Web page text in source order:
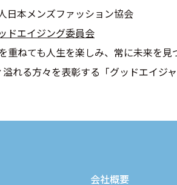
日本メンズファッション協会
ドエイジング委員会
重ねても人生を楽しみ、常に未来を見
れる方々を表彰する「グッドエイジ
会社概要